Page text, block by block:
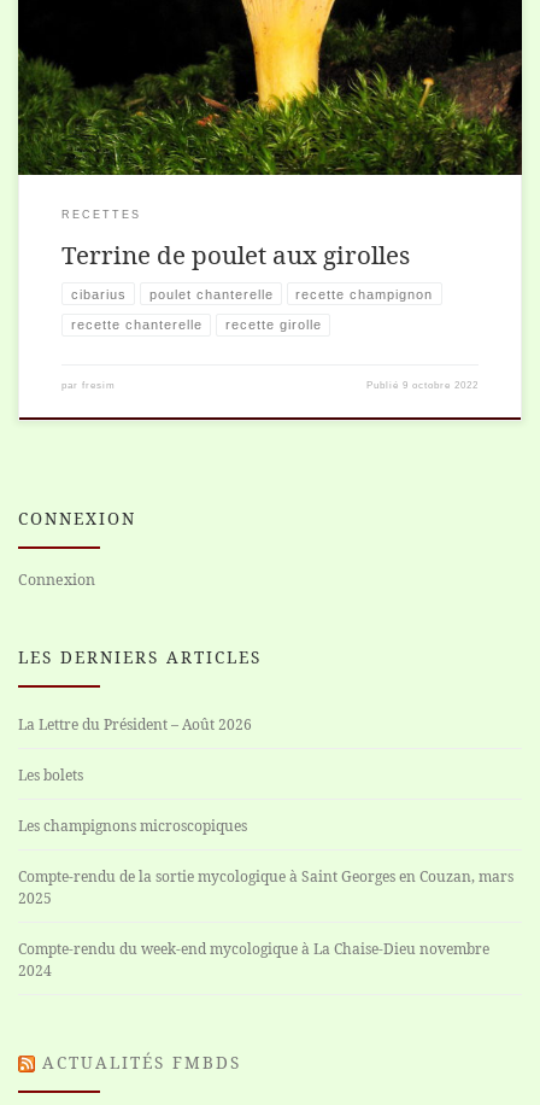
morceaux. 200 g. de girolles 3 échalotes finement émincées 1
RECETTES
Terrine de poulet aux girolles
cibarius poulet chanterelle recette champignon
recette chanterelle recette girolle
par fresim Publié9 octobre 2022
CONNEXION
Connexion
LES DERNIERS ARTICLES
La Lettre du Président – Août 2026
Les bolets
Les champignons microscopiques
Compte-rendu de la sortie mycologique à Saint Georges en Couzan, mars
2025
Compte-rendu du week-end mycologique à La Chaise-Dieu novembre
2024
ACTUALITÉS FMBDS